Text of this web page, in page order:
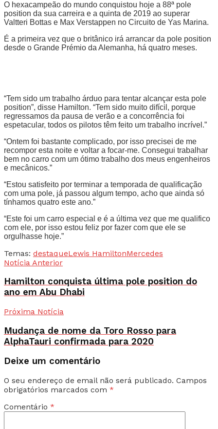
O hexacampeão do mundo conquistou hoje a 88ª pole
position da sua carreira e a quinta de 2019 ao superar
Valtteri Bottas e Max Verstappen no Circuito de Yas Marina.
É a primeira vez que o britânico irá arrancar da pole position
desde o Grande Prémio da Alemanha, há quatro meses.
“Tem sido um trabalho árduo para tentar alcançar esta pole
position”, disse Hamilton. “Tem sido muito difícil, porque
regressamos da pausa de verão e a concorrência foi
espetacular, todos os pilotos têm feito um trabalho incrível.”
“Ontem foi bastante complicado, por isso precisei de me
recompor esta noite e voltar a focar-me. Consegui trabalhar
bem no carro com um ótimo trabalho dos meus engenheiros
e mecânicos.”
“Estou satisfeito por terminar a temporada de qualificação
com uma pole, já passou algum tempo, acho que ainda só
tínhamos quatro este ano.”
“Este foi um carro especial e é a última vez que me qualifico
com ele, por isso estou feliz por fazer com que ele se
orgulhasse hoje.”
Temas: destaqueLewis HamiltonMercedes
Notícia Anterior
Hamilton conquista última pole position do
ano em Abu Dhabi
Próxima Notícia
Mudança de nome da Toro Rosso para
AlphaTauri confirmada para 2020
Deixe um comentário
O seu endereço de email não será publicado. Campos
obrigatórios marcados com *
Comentário *